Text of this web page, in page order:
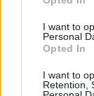
I want to
Personal
Opted In
I want to
Retention,